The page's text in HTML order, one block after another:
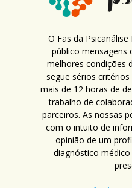
O Fãs da
público mensagens
melhores condições
segue sérios
mais de 12 horas de
trabalho de
parceiros. As nossas
com o intuito de
opinião de um
diagnóstico